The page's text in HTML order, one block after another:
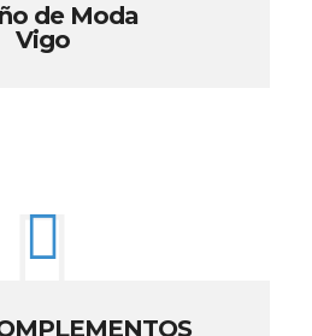
de Moda
Vigo